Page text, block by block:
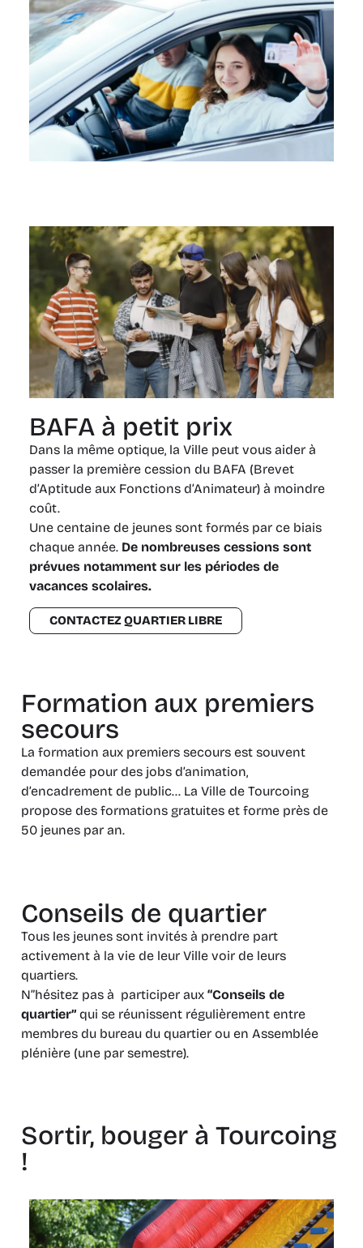
BAFA à petit prix
Dans la même optique, la Ville peut vous aider à
passer la première cession du BAFA (Brevet
d’Aptitude aux Fonctions d’Animateur) à moindre
coût.
Une centaine de jeunes sont formés par ce biais
chaque année. De nombreuses cessions sont
prévues notamment sur les périodes de
vacances scolaires.
CONTACTEZ QUARTIER LIBRE
Formation aux premiers
secours
La formation aux premiers secours est souvent
demandée pour des jobs d’animation,
d’encadrement de public… La Ville de Tourcoing
propose des formations gratuites et forme près de
50 jeunes par an.
Conseils de quartier
Tous les jeunes sont invités à prendre part
activement à la vie de leur Ville voir de leurs
quartiers.
N”hésitez pas à participer aux “Conseils de
quartier” qui se réunissent régulièrement entre
membres du bureau du quartier ou en Assemblée
plénière (une par semestre).
Sortir, bouger à Tourcoing
!